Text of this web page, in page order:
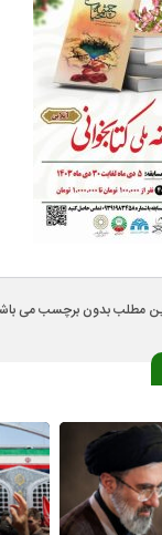
مطلب بدون برچسب می